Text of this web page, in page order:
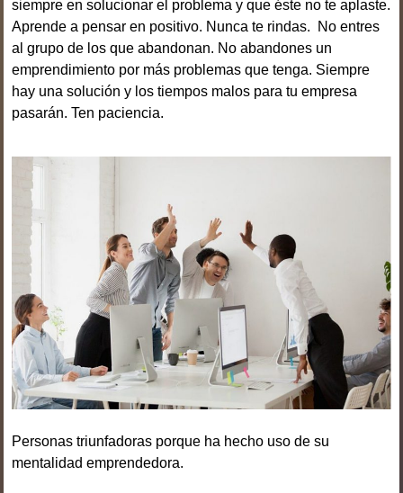
siempre en solucionar el problema y que éste no te aplaste.
Aprende a pensar en positivo. Nunca te rindas. No entres
al grupo de los que abandonan. No abandones un
emprendimiento por más problemas que tenga. Siempre
hay una solución y los tiempos malos para tu empresa
pasarán. Ten paciencia.
Personas triunfadoras porque ha hecho uso de su
mentalidad emprendedora.